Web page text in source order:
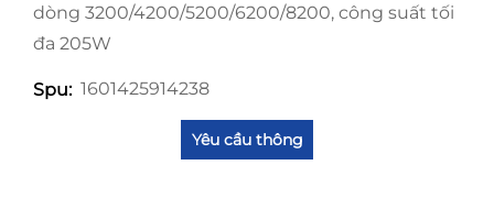
dòng 3200/4200/5200/6200/8200, công suất tối
đa 205W
Spu: 1601425914238
Yêu cầu thông